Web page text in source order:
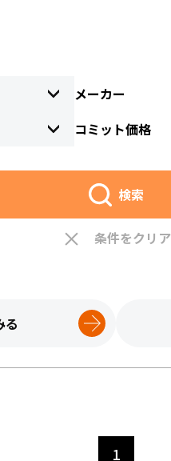
メーカー
コミット価格
検索
条件をクリア
る
1